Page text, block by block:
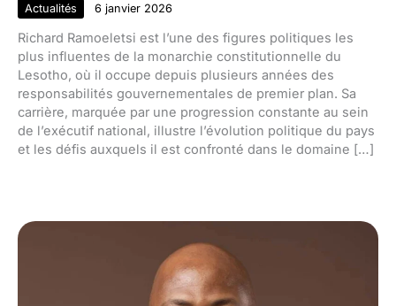
Actualités 6 janvier 2026
Richard Ramoeletsi est l’une des figures politiques les
plus influentes de la monarchie constitutionnelle du
Lesotho, où il occupe depuis plusieurs années des
responsabilités gouvernementales de premier plan. Sa
carrière, marquée par une progression constante au sein
de l’exécutif national, illustre l’évolution politique du pays
et les défis auxquels il est confronté dans le domaine […]